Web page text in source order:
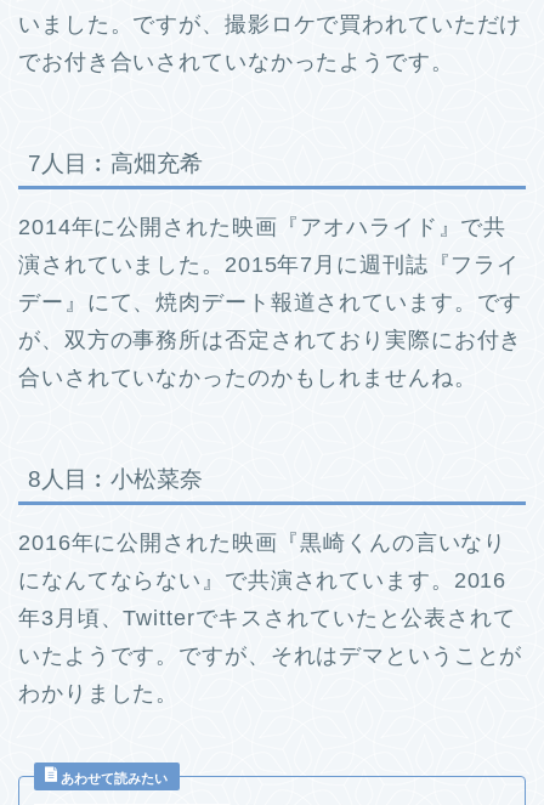
いました。 ですが、撮影ロケで買われていただけ
でお付き合いされていなかったようです。
7人目︰高畑充希
2014年に公開された映画『アオハライド』で共
演されていました。 2015年7月に週刊誌『フライ
デー』にて、焼肉デート報道されています。 です
が、双方の事務所は否定されており実際にお付き
合いされていなかったのかもしれませんね。
8人目︰小松菜奈
2016年に公開された映画『黒崎くんの言いなり
になんてならない』で共演されています。 2016
年3月頃、Twitterでキスされていたと公表されて
いたようです。 ですが、それはデマということが
わかりました。